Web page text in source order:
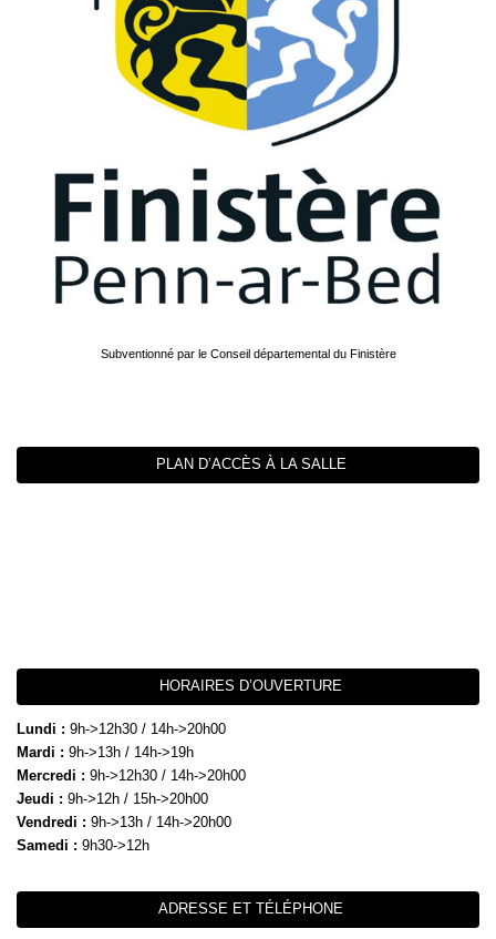
Subventionné par le Conseil départemental du Finistère
PLAN D’ACCÈS À LA SALLE
HORAIRES D’OUVERTURE
Lundi : 9h->12h30 / 14h->20h00
Mardi : 9h->13h / 14h->19h
Mercredi : 9h->12h30 / 14h->20h00
Jeudi : 9h->12h / 15h->20h00
Vendredi : 9h->13h / 14h->20h00
Samedi : 9h30->12h
ADRESSE ET TÉLÉPHONE